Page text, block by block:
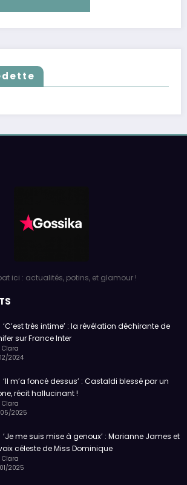
ici : actualités, potins, et glamour !
‘C’est très intime’ : la révélation déchirante de
sur France Inter
Clara
2024
‘Il m’a foncé dessus’ : Castaldi blessé par un
récit hallucinant !
Clara
2025
‘Je me suis mise à genoux’ : Marianne James et
céleste de Miss Dominique
Clara
2025